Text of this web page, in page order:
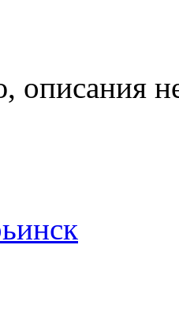
описания